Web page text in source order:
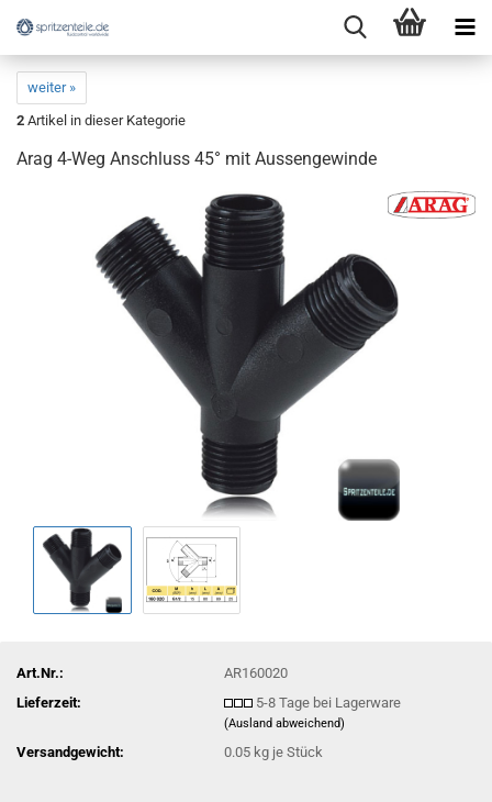
weiter »
2 Artikel in dieser Kategorie
Arag 4-Weg Anschluss 45° mit Aussengewinde
Art.Nr.:
AR160020
Lieferzeit:
5-8 Tage bei Lagerware
(Ausland abweichend)
Versandgewicht: 0.05 kg je Stück